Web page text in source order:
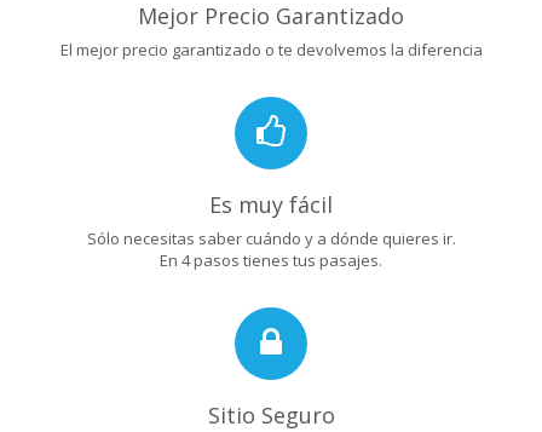
Mejor Precio Garantizado
El mejor precio garantizado o te devolvemos la diferencia
Es muy fácil
Sólo necesitas saber cuándo y a dónde quieres ir.
En 4 pasos tienes tus pasajes.
Sitio Seguro